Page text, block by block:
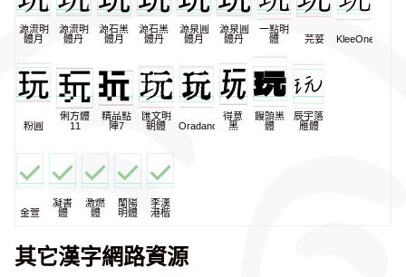
源流明
體月
源流明
體丹
源石黑
體月
源石黑
體丹
源泉圓
體月
源泉圓
體丹
一點明
體
芫荽 KleeOne
粉圓
俐方體
11
精品點
陣7
匯文明
朝體
Oradano
得意
黑
饅頭黑
體
辰宇落
雁體
金萱
凝書
體
激燃
體
蘭陽
明體
李漢
港楷
其它漢字網路資源